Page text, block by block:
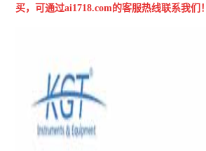
买，可通过ai1718.com的客服热线联系我们！